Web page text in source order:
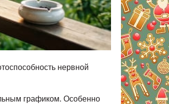
нервной
графиком. Особенно